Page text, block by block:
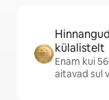
külalistelt
Enam kui
aitavad sul